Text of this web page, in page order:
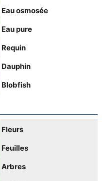
Eau osmosée
Eau pure
Requin
Dauphin
Blobfish
Fleurs
Feuilles
Arbres